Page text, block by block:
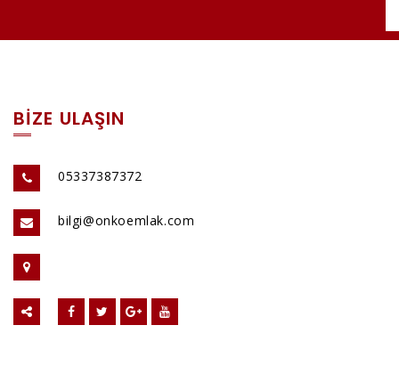
BİZE ULAŞIN
05337387372
bilgi@onkoemlak.com